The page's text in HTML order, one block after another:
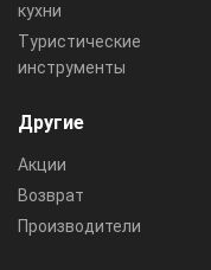
кухни
Туристические
инструменты
Другие
Акции
Возврат
Производители